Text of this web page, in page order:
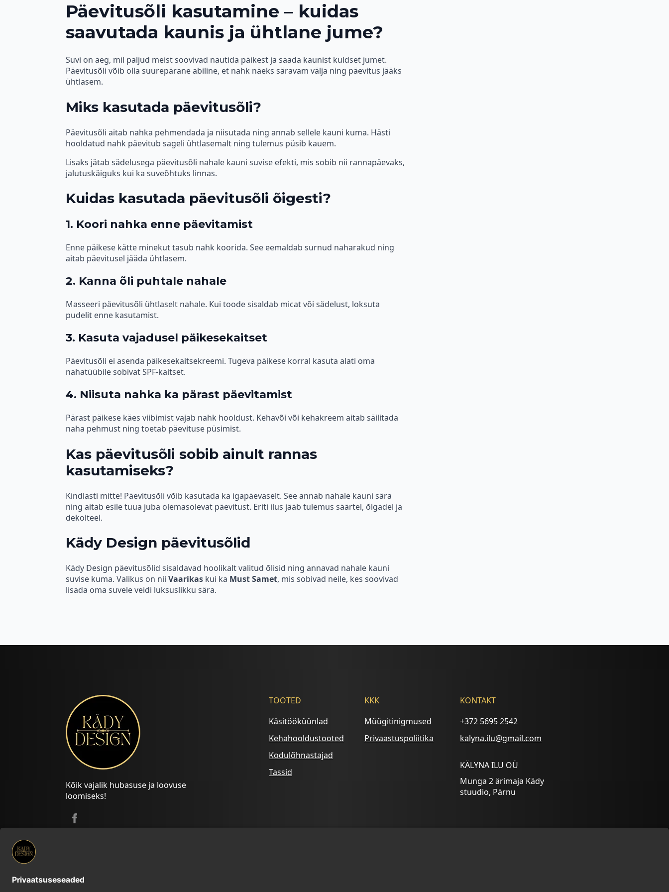
Päevitusõli kasutamine – kuidas
saavutada kaunis ja ühtlane jume?
Suvi on aeg, mil paljud meist soovivad nautida päikest ja saada kaunist kuldset jumet.
Päevitusõli võib olla suurepärane abiline, et nahk näeks säravam välja ning päevitus jääks
ühtlasem.
Miks kasutada päevitusõli?
Päevitusõli aitab nahka pehmendada ja niisutada ning annab sellele kauni kuma. Hästi
hooldatud nahk päevitub sageli ühtlasemalt ning tulemus püsib kauem.
Lisaks jätab sädelusega päevitusõli nahale kauni suvise efekti, mis sobib nii rannapäevaks,
jalutuskäiguks kui ka suveõhtuks linnas.
Kuidas kasutada päevitusõli õigesti?
1. Koori nahka enne päevitamist
Enne päikese kätte minekut tasub nahk koorida. See eemaldab surnud naharakud ning
aitab päevitusel jääda ühtlasem.
2. Kanna õli puhtale nahale
Masseeri päevitusõli ühtlaselt nahale. Kui toode sisaldab micat või sädelust, loksuta
pudelit enne kasutamist.
3. Kasuta vajadusel päikesekaitset
Päevitusõli ei asenda päikesekaitsekreemi. Tugeva päikese korral kasuta alati oma
nahatüübile sobivat SPF-kaitset.
4. Niisuta nahka ka pärast päevitamist
Pärast päikese käes viibimist vajab nahk hooldust. Kehavõi või kehakreem aitab säilitada
naha pehmust ning toetab päevituse püsimist.
Kas päevitusõli sobib ainult rannas
kasutamiseks?
Kindlasti mitte! Päevitusõli võib kasutada ka igapäevaselt. See annab nahale kauni sära
ning aitab esile tuua juba olemasolevat päevitust. Eriti ilus jääb tulemus säärtel, õlgadel ja
dekolteel.
Kädy Design päevitusõlid
Kädy Design päevitusõlid sisaldavad hoolikalt valitud õlisid ning annavad nahale kauni
suvise kuma. Valikus on nii Vaarikas kui ka Must Samet, mis sobivad neile, kes soovivad
lisada oma suvele veidi luksuslikku sära.
Kõik vajalik hubasuse ja loovuse
loomiseks!
TOOTED
Käsitööküünlad
Kehahooldustooted
Kodulõhnastajad
Tassid
KKK
Müügitinigmused
Privaastuspoliitika
KONTAKT
+372 5695 2542
kalyna.ilu@gmail.com
KÄLYNA ILU OÜ
Munga 2 ärimaja Kädy
stuudio, Pärnu